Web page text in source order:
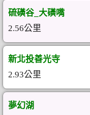
硫磺谷_大磺嘴
2.56公里
新北投善光寺
2.93公里
夢幻湖